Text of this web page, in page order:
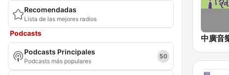
Recomendadas
Lista de las mejores radios
Podcasts
Podcasts Principales
Podcasts más populares
50